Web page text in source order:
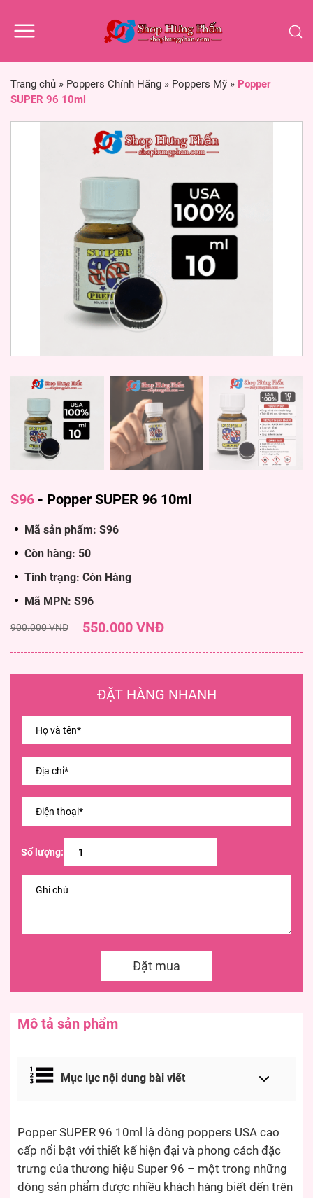
Trang chủ » Poppers Chính Hãng » Poppers Mỹ » Popper
SUPER 96 10ml
S96 - Popper SUPER 96 10ml
Mã sản phẩm: S96
Còn hàng: 50
Tình trạng: Còn Hàng
Mã MPN: S96
900.000 VNĐ 550.000 VNĐ
ĐẶT HÀNG NHANH
Số lượng:
Đặt mua
Mô tả sản phẩm
Mục lục nội dung bài viết
Popper SUPER 96 10ml là dòng poppers USA cao
cấp nổi bật với thiết kế hiện đại và phong cách đặc
trưng của thương hiệu Super 96 – một trong những
dòng sản phẩm được nhiều khách hàng biết đến trên